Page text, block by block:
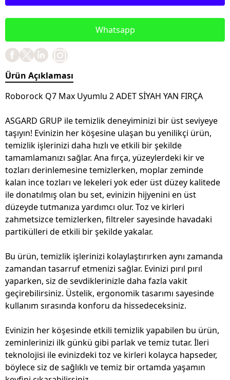
Whatsapp
Ürün Açıklaması
Roborock Q7 Max Uyumlu 2 ADET SİYAH YAN FIRÇA
ASGARD GRUP ile temizlik deneyiminizi bir üst seviyeye
taşıyın! Evinizin her köşesine ulaşan bu yenilikçi ürün,
temizlik işlerinizi daha hızlı ve etkili bir şekilde
tamamlamanızı sağlar. Ana fırça, yüzeylerdeki kir ve
tozları derinlemesine temizlerken, moplar zeminde
kalan ince tozları ve lekeleri yok eder üst düzey kalitede
ile donatılmış olan bu set, evinizin hijyenini en üst
düzeyde tutmanıza yardımcı olur. Toz ve kirleri
zahmetsizce temizlerken, filtreler sayesinde havadaki
partikülleri de etkili bir şekilde yakalar.
Bu ürün, temizlik işlerinizi kolaylaştırırken aynı zamanda
zamandan tasarruf etmenizi sağlar. Evinizi pırıl pırıl
yaparken, siz de sevdiklerinizle daha fazla vakit
geçirebilirsiniz. Üstelik, ergonomik tasarımı sayesinde
kullanım sırasında konforu da hissedeceksiniz.
Evinizin her köşesinde etkili temizlik yapabilen bu ürün,
zeminlerinizi ilk günkü gibi parlak ve temiz tutar. İleri
teknolojisi ile evinizdeki toz ve kirleri kolayca hapseder,
böylece siz de sağlıklı ve temiz bir ortamda yaşamın